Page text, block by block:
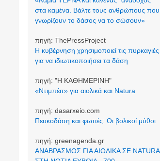
στα καμένα. Βάλτε τους ανθρώπους που
γνωρίζουν το δάσος να το σώσουν»
πηγή: ThePressProject
Η κυβέρνηση χρησιμοποιεί τις πυρκαγιές
για να ιδιωτικοποιήσει τα δάση
πηγή: "Η ΚΑΘΗΜΕΡΙΝΗ"
«Ντιμπέιτ» για αιολικά και Natura
πηγή: dasarxeio.com
Πευκοδάση και φωτιές: Οι βολικοί μύθοι
πηγή: greenagenda.gr
ΑΝΑΒΡΑΣΜΟΣ ΓΙΑ ΑΙΟΛΙΚΑ ΣΕ NATURA